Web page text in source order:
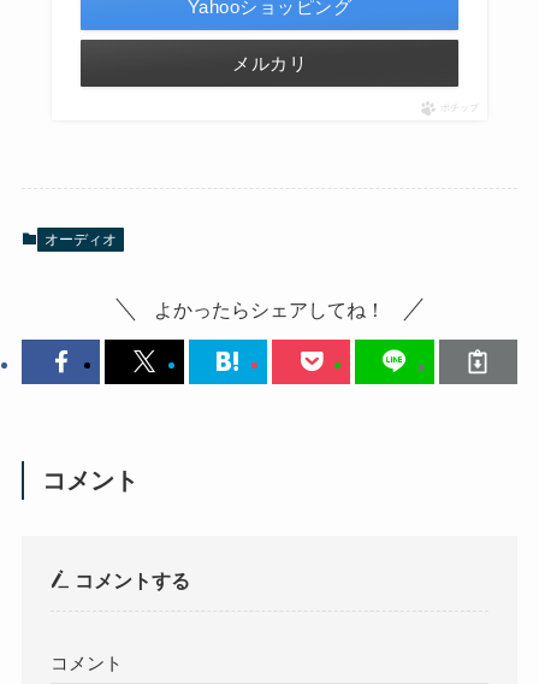
Yahooショッピング
メルカリ
ポチップ
オーディオ
よかったらシェアしてね！
コメント
コメントする
コメント